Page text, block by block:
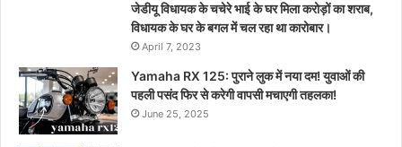
जेडीयू विधायक के चचेरे भाई के घर मिला करोड़ों का शराब,
विधायक के घर के बगल में चल रहा था कारोबार।
April 7, 2023
Yamaha RX 125: पुराने लुक में नया दम! युवाओं की
पहली पसंद फिर से करेगी वापसी मचाएगी तहलका!
June 25, 2025